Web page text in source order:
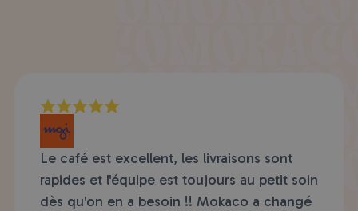
Le café est excellent, les livraisons sont
rapides et l'équipe est toujours au petit soin
dès qu'on en a besoin !! Mokaco a changé